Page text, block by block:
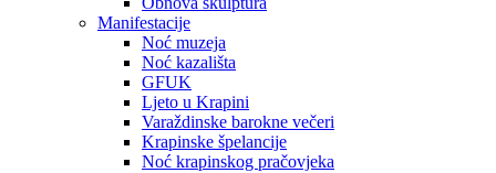
Manifestacije
Noć muzeja
Noć kazališta
GFUK
Ljeto u Krapini
Varaždinske barokne večeri
Krapinske špelancije
Noć krapinskog pračovjeka